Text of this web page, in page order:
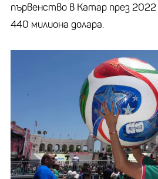
първенство в Катар през
440 милиона долара.